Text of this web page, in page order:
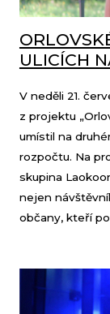
ULICÍCH
V neděli 21.
z projektu
umístil na
rozpočtu. Na
skupina
nejen
občany, kteří